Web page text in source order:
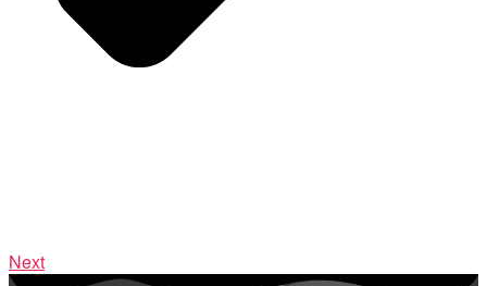
Next